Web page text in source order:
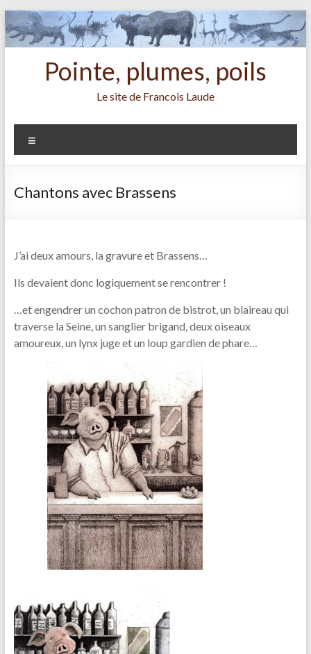
Aller
au
contenu
Pointe, plumes, poils
Le site de Francois Laude
Chantons avec Brassens
J’ai deux amours, la gravure et Brassens…
Ils devaient donc logiquement se rencontrer !
…et engendrer un cochon patron de bistrot, un blaireau qui
traverse la Seine, un sanglier brigand, deux oiseaux
amoureux, un lynx juge et un loup gardien de phare…